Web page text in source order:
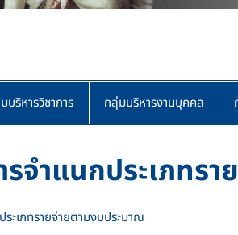
ยนประสาทวิทยาค
บริหารวิชาการ กลุ่มบริหารงานบุคคล
จำแนกประเภทรา
ะเภทรายจ่ายตามงบประมาณ